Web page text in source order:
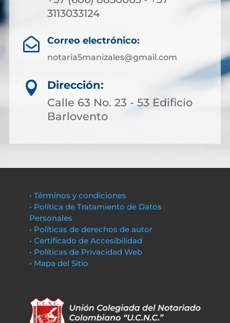
3113033124
 Correo electrónico:
notaria5manizales@gmail.com

Dirección:
Calle 63 No. 23 - 53 Edificio
Barlovento
• Términos y condiciones
• Política de Tratamiento de Datos
Personales
• Políticas de derechos de autor
• Certificado de Accesibilidad
• Políticas de Privacidad Web
• Mapa del Sitio